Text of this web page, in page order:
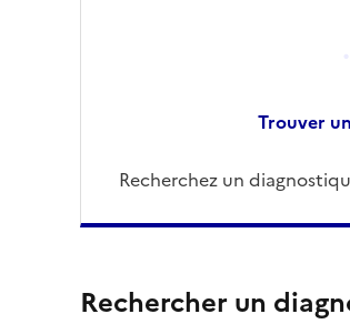
Trouver
Recherchez un
Rechercher un